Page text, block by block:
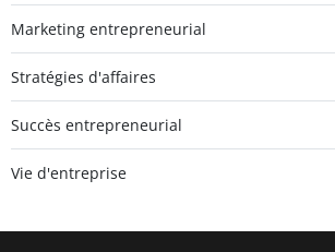
Marketing entrepreneurial
Stratégies d'affaires
Succès entrepreneurial
Vie d'entreprise